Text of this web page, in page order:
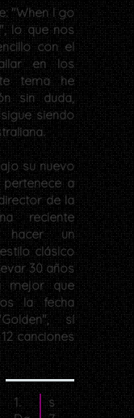
"When I go
lo que nos
con el
en los
tema he
sin duda,
siendo
su nuevo
pertenece a
de la
reciente
hacer un
clásico
30 años
mejor que
la fecha
sí
canciones
1.
s